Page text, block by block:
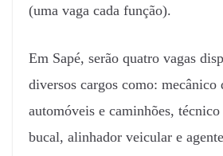
(uma vaga cada função).
Em Sapé, serão quatro vagas
diversos cargos como: mecânico
automóveis e caminhões, técnico
bucal, alinhador veicular e